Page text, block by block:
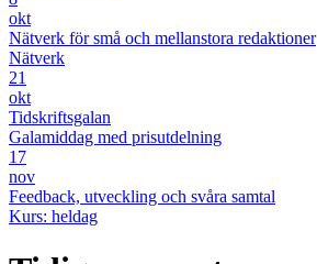
okt
Nätverk för små och mellanstora redaktioner
Nätverk
21
okt
Tidskriftsgalan
Galamiddag med prisutdelning
17
nov
Feedback, utveckling och svåra samtal
Kurs: heldag